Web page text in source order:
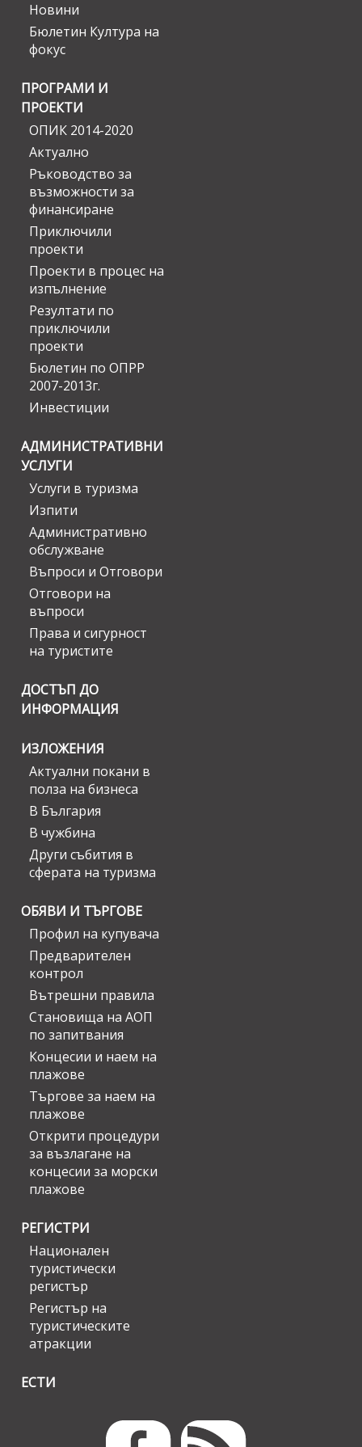
Новини
Бюлетин Култура на
фокус
ПРОГРАМИ И
ПРОЕКТИ
ОПИК 2014-2020
Актуално
Ръководство за
възможности за
финансиране
Приключили
проекти
Проекти в процес на
изпълнение
Резултати по
приключили
проекти
Бюлетин по ОПРР
2007-2013г.
Инвестиции
АДМИНИСТРАТИВНИ
УСЛУГИ
Услуги в туризма
Изпити
Административно
обслужване
Въпроси и Отговори
Отговори на
въпроси
Права и сигурност
на туристите
ДОСТЪП ДО
ИНФОРМАЦИЯ
ИЗЛОЖЕНИЯ
Актуални покани в
полза на бизнеса
В България
В чужбина
Други събития в
сферата на туризма
ОБЯВИ И ТЪРГОВЕ
Профил на купувача
Предварителен
контрол
Вътрешни правила
Становища на АОП
по запитвания
Концесии и наем на
плажове
Търгове за наем на
плажове
Открити процедури
за възлагане на
концесии за морски
плажове
РЕГИСТРИ
Национален
туристически
регистър
Регистър на
туристическите
атракции
ЕСТИ